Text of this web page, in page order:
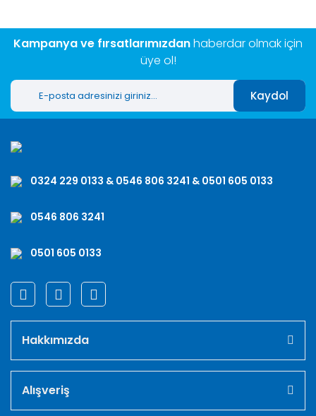
Kampanya ve fırsatlarımızdanhaberdar olmak için
üye ol!
Kaydol
0324 229 0133 & 0546 806 3241 & 0501 605 0133
0546 806 3241
0501 605 0133
Hakkımızda
Alışveriş